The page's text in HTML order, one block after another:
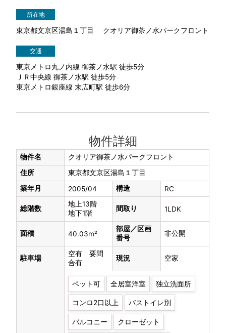
所在地
東京都文京区湯島１丁目 クオリア御茶ノ水パークフロント
交通
東京メトロ丸ノ内線 御茶ノ水駅 徒歩5分
ＪＲ中央線 御茶ノ水駅 徒歩5分
東京メトロ銀座線 末広町駅 徒歩6分
物件詳細
物件名
クオリア御茶ノ水パークフロント
住所
東京都文京区湯島１丁目
築年月
2005/04 構造 RC
総階数
地上13階
地下1階
間取り 1LDK
面積 40.03m²
部屋／区画
番号
非公開
駐車場
空有 要問
合有
現況 空家
ペット可 全居室洋室 独立洗面所
コンロ2口以上 バストイレ別
バルコニー クローゼット